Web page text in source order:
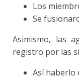
Los
Se
Asimismo, las
registro por las
Así haberlo